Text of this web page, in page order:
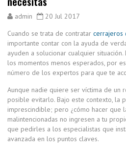
admin
20 Jul 2017
Cuando se trata de contratar cerrajeros
importante contar con la ayuda de
ayuden a solucionar cualquier
los momentos menos esperados, por
número de los expertos para que te
Aunque nadie quiere ser víctima de un
posible evitarlo. Bajo este contexto, la
imprescindible; pero ¿cómo hacer que
malintencionadas no ingresen a tu
que pedirles a los especialistas que
avanzada en los puntos claves.